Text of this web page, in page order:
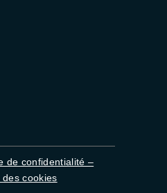
de confidentialité –
des cookies